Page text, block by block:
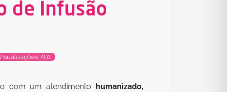
de Infusão
401
com um atendimento
humanizado,